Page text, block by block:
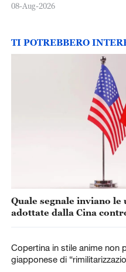
08-Aug-2026
TI POTREBBERO
Quale segnale inviano
adottate dalla Cina
Copertina in stile anime non
giapponese di